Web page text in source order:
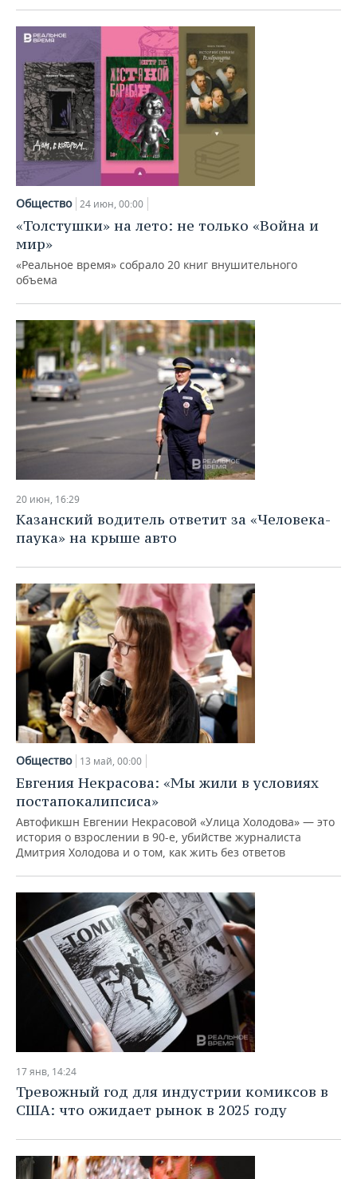
Общество 24 июн, 00:00
«Толстушки» на лето: не только «Война и
мир»
«Реальное время» собрало 20 книг внушительного
объема
20 июн, 16:29
Казанский водитель ответит за «Человека-
паука» на крыше авто
Общество 13 май, 00:00
Евгения Некрасова: «Мы жили в условиях
постапокалипсиса»
Автофикшн Евгении Некрасовой «Улица Холодова» — это
история о взрослении в 90-е, убийстве журналиста
Дмитрия Холодова и о том, как жить без ответов
17 янв, 14:24
Тревожный год для индустрии комиксов в
США: что ожидает рынок в 2025 году